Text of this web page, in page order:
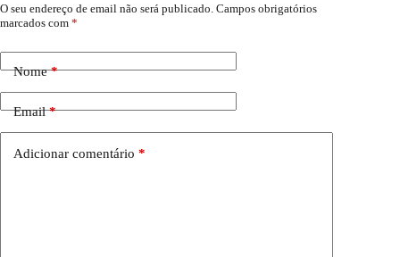
O seu endereço de email não será publicado. Campos obrigatórios
marcados com *
Nome*
Email*
Adicionar comentário *